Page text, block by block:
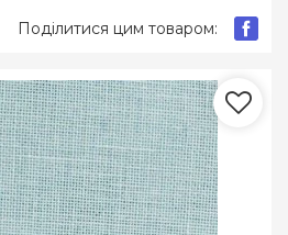
Поділитися цим товаром: